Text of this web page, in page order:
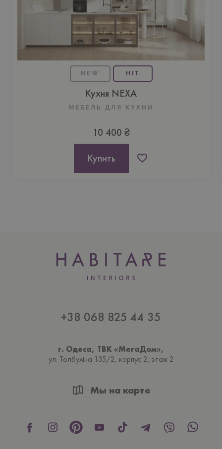
NEW HIT
Кухня NEXA
МЕБЕЛЬ ДЛЯ КУХНИ
10 400 ₴
Купить
+38 068 825 44 35
г. Одеса, ТВК «МегаДом»,
ул. Толбухiна 135/2, корпус 2, этаж 2
Мы на карте